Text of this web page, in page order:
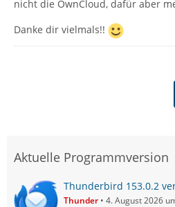
nicht die OwnCloud, dafür aber
Danke dir vielmals!!
Aktuelle Programmversion
Thunderbird 153.0.2
Thunder 4. August 2026